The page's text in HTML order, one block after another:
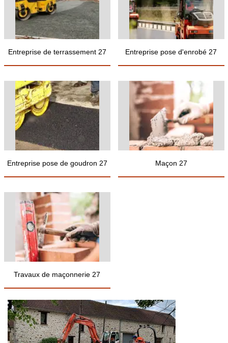
Entreprise de terrassement 27 Entreprise pose d'enrobé 27
Entreprise pose de goudron 27 Maçon 27
Travaux de maçonnerie 27